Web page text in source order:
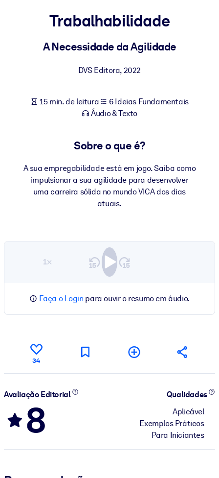
Para LMS/LXP
resultados de aprendizagem mais sólidos.
Enriqueça sua biblioteca corporativa com conhecimento de
negócios confiável e pronto para uso.
Alimente seus sistemas de IA com conhecimento confiável e
Trabalhabilidade
A Necessidade da Agilidade
DVS Editora, 2022
15 min. de leitura
6 Ideias Fundamentais
Áudio & Texto
Sobre o que é?
A sua empregabilidade está em jogo. Saiba como
impulsionar a sua agilidade para desenvolver
uma carreira sólida no mundo VICA dos dias
atuais.
1×
Faça o Login para ouvir o resumo em áudio.
34
Avaliação Editorial
8
Qualidades
Aplicável
Exemplos Práticos
Para Iniciantes